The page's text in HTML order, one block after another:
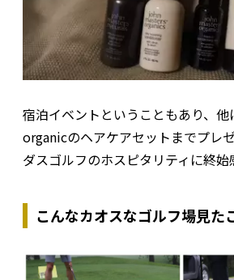
宿泊イベントということもあり、
organicのヘアケアセットまでプレ
ダスゴルフのホスピタリティに終始
こんなカオスなゴルフ場見た